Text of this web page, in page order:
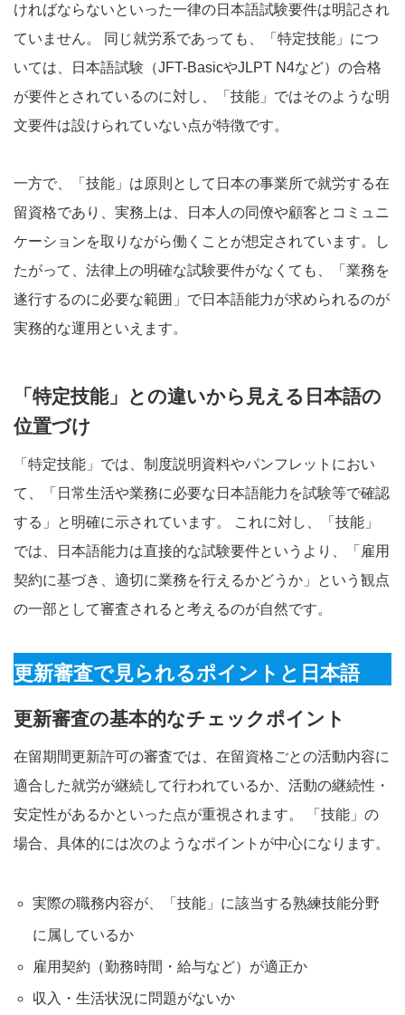
ければならないといった一律の日本語試験要件は明記され
ていません。 同じ就労系であっても、「特定技能」につ
いては、日本語試験（JFT-BasicやJLPT N4など）の合格
が要件とされているのに対し、「技能」ではそのような明
文要件は設けられていない点が特徴です。
一方で、「技能」は原則として日本の事業所で就労する在
留資格であり、実務上は、日本人の同僚や顧客とコミュニ
ケーションを取りながら働くことが想定されています。し
たがって、法律上の明確な試験要件がなくても、「業務を
遂行するのに必要な範囲」で日本語能力が求められるのが
実務的な運用といえます。
「特定技能」との違いから見える日本語の
位置づけ
「特定技能」では、制度説明資料やパンフレットにおい
て、「日常生活や業務に必要な日本語能力を試験等で確認
する」と明確に示されています。 これに対し、「技能」
では、日本語能力は直接的な試験要件というより、「雇用
契約に基づき、適切に業務を行えるかどうか」という観点
の一部として審査されると考えるのが自然です。
更新審査で見られるポイントと日本語
更新審査の基本的なチェックポイント
在留期間更新許可の審査では、在留資格ごとの活動内容に
適合した就労が継続して行われているか、活動の継続性・
安定性があるかといった点が重視されます。 「技能」の
場合、具体的には次のようなポイントが中心になります。
実際の職務内容が、「技能」に該当する熟練技能分野
に属しているか
雇用契約（勤務時間・給与など）が適正か
収入・生活状況に問題がないか